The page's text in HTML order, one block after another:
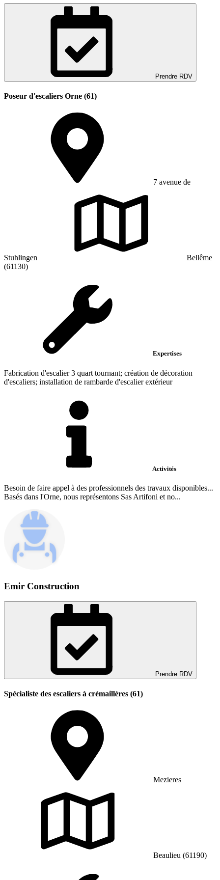
Prendre RDV
Poseur d'escaliers Orne (61)
7 avenue de
Stuhlingen
Bellême
(61130)
Expertises
Fabrication d'escalier 3 quart tournant; création de décoration
d'escaliers; installation de rambarde d'escalier extérieur
Activités
Besoin de faire appel à des professionnels des travaux disponibles...
Basés dans l'Orne, nous représentons Sas Artifoni et no...
Emir Construction
Prendre RDV
Spécialiste des escaliers à crémaillères (61)
Mezieres
Beaulieu (61190)